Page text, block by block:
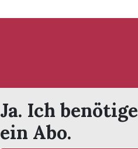
Ja. Ich benötige
ein Abo.